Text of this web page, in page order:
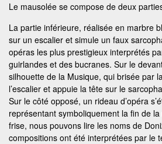
Le mausolée se compose de deux
La partie inférieure, réalisée en marbre
sur un escalier et simule un faux
opéras les plus prestigieux interprétés
guirlandes et des bucranes. Sur le
silhouette de la Musique, qui brisée par
l’escalier et appuie la tête sur le
Sur le côté opposé, un rideau d’opéra
représentant symboliquement la fin de
frise, nous pouvons lire les noms de
compositions ont été interprétées par le